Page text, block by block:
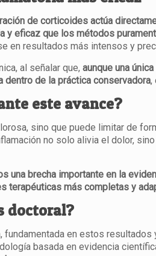
de corticoides actúa
y eficaz que los métodos
en resultados más intensos y
al señalar que,aunque una
dentro de la práctica conservadora,
este avance?
sino que puede limitar de
no solo alivia el dolor,
una brecha importante en la
terapéuticas más completas y
doctoral?
fundamentada en estos
basada en evidencia